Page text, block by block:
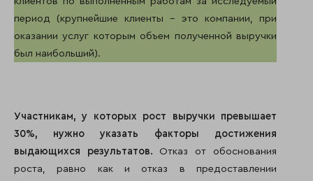
период (крупнейшие клиенты – это компании, при
оказании услуг которым объем полученной выручки
был наибольший).
Участникам, у которых рост выручки превышает
30%, нужно указать факторы достижения
выдающихся результатов. Отказ от обоснования
роста, равно как и отказ в предоставлении